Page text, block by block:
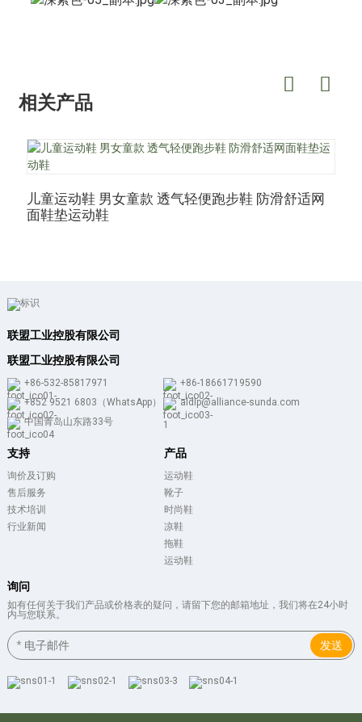
相关产品
儿童运动鞋 男女童款 透气轻便跑步鞋 防滑舒适网
面鞋垫运动鞋
联盟工业控股有限公司
联盟工业控股有限公司
+86-532-85817971
+86-18661719590
+852 9521 6803（WhatsApp）
aldlp@alliance-sunda.com
中国青岛山东路33号
支持
询价及订购
售后服务
技术培训
行业新闻
产品
运动鞋
靴子
时尚鞋
凉鞋
拖鞋
运动鞋
询问
如有任何关于我们产品或价格表的疑问，请留下您的邮箱地址，我们将在24小时
内与您联系。
发送